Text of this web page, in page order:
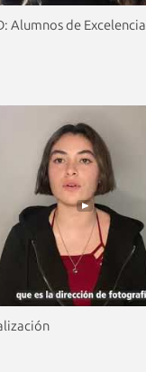
Alumnos de Excelencia